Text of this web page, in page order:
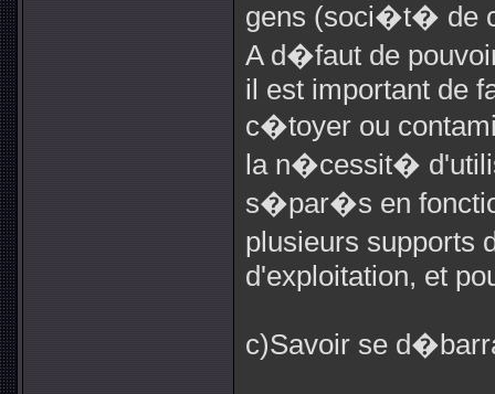
gens (soci�t� de
A d�faut de
il est important de
c�toyer ou
la n�cessit�
s�par�s en
plusieurs supports
d'exploitation, et
c)Savoir se